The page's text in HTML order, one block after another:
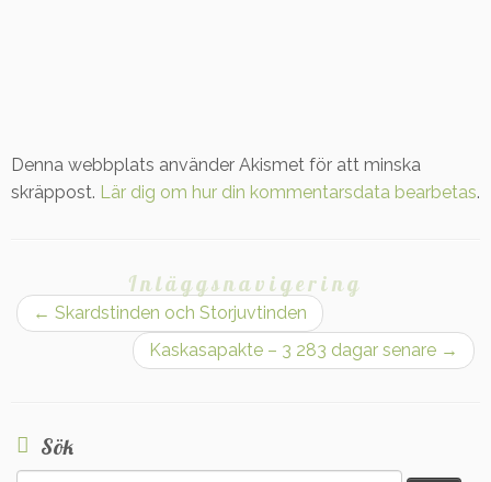
Denna webbplats använder Akismet för att minska
skräppost. Lär dig om hur din kommentarsdata bearbetas.
Inläggsnavigering
← Skardstinden och Storjuvtinden
Kaskasapakte – 3 283 dagar senare →
Sök